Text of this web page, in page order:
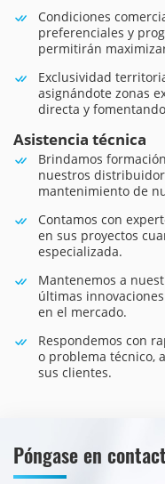
Condiciones
preferenciales y
permitirán
Exclusividad
asignándote zonas
directa y
Asistencia técnica
Brindamos
nuestros
mantenimiento de
Contamos con
en sus proyectos
especializada.
Mantenemos a
últimas
en el mercado.
Respondemos con
o problema técnico,
sus clientes.
Póngase en